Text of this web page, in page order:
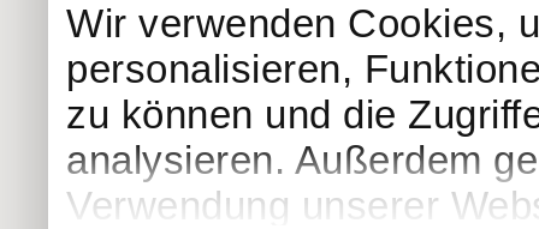
Wir verwenden Cookies,
personalisieren,
zu können und die
analysieren. Außerdem
Verwendung unserer